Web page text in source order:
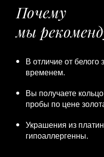
Почему
мы
В отличие от белого
временем.
Вы получаете
пробы по цене
Украшения из
гипоаллергенны.